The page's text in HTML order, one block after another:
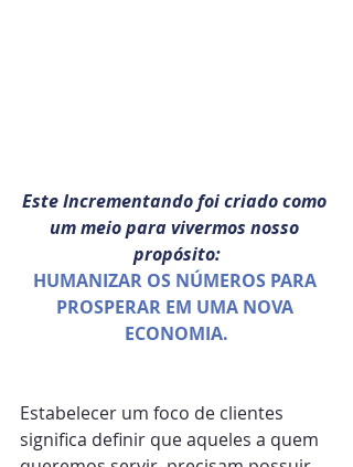
Este Incrementando foi criado como
um meio para vivermos nosso
propósito:
HUMANIZAR OS NÚMEROS PARA
PROSPERAR EM UMA NOVA
ECONOMIA.
Estabelecer um foco de clientes
significa definir que aqueles a quem